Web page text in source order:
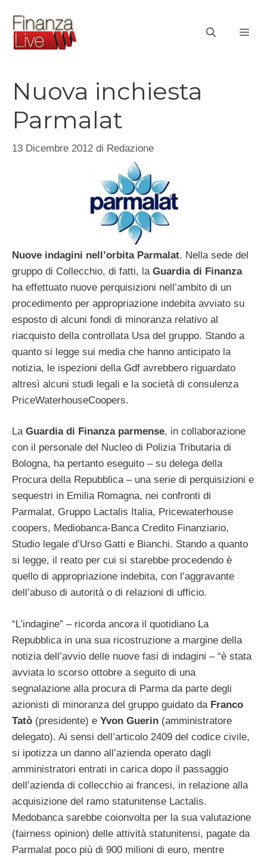
contenuto
Nuova inchiesta
Parmalat
13 Dicembre 2012 di Redazione
Nuove indagini nell’orbita Parmalat. Nella sede del
gruppo di Collecchio, di fatti, la Guardia di Finanza
ha effettuato nuove perquisizioni nell’ambito di un
procedimento per appropriazione indebita avviato su
esposto di alcuni fondi di minoranza relativo al
riacquisto della controllata Usa del gruppo. Stando a
quanto si legge sui media che hanno anticipato la
notizia, le ispezioni della Gdf avrebbero riguardato
altresì alcuni studi legali e la società di consulenza
PriceWaterhouseCoopers.
La Guardia di Finanza parmense, in collaborazione
con il personale del Nucleo di Polizia Tributaria di
Bologna, ha pertanto eseguito – su delega della
Procura della Repubblica – una serie di perquisizioni e
sequestri in Emilia Romagna, nei confronti di
Parmalat, Gruppo Lactalis Italia, Pricewaterhouse
coopers, Mediobanca-Banca Credito Finanziario,
Studio legale d’Urso Gatti e Bianchi. Stando a quanto
si legge, il reato per cui si starebbe procedendo è
quello di appropriazione indebita, con l’aggravante
dell’abuso di autorità o di relazioni di ufficio.
“L’indagine” – ricorda ancora il quotidiano La
Repubblica in una sua ricostruzione a margine della
notizia dell’avvio delle nuove fasi di indagini – “è stata
avviata lo scorso ottobre a seguito di una
segnalazione alla procura di Parma da parte degli
azionisti di minoranza del gruppo guidato da Franco
Tatò (presidente) e Yvon Guerin (amministratore
delegato). Ai sensi dell’articolo 2409 del codice civile,
si ipotizza un danno all’azienda operato dagli
amministratori entrati in carica dopo il passaggio
dell’azienda di collecchio ai francesi, in relazione alla
acquisizione del ramo statunitense Lactalis.
Medobanca sarebbe coionvolta per la sua valutazione
(fairness opinion) delle attività statunitensi, pagate da
Parmalat poco più di 900 milioni di euro, mentre